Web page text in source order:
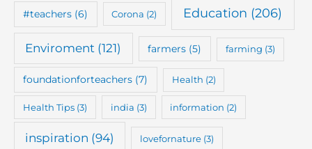
#teachers (6) Corona (2) Education (206)
Enviroment (121) farmers (5) farming (3)
foundationforteachers (7) Health (2)
Health Tips(3) india (3) information (2)
inspiration (94) lovefornature (3)